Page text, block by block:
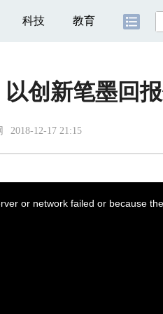
科技 教育
创新笔墨回
2018-12-17 21:15
or network failed or because